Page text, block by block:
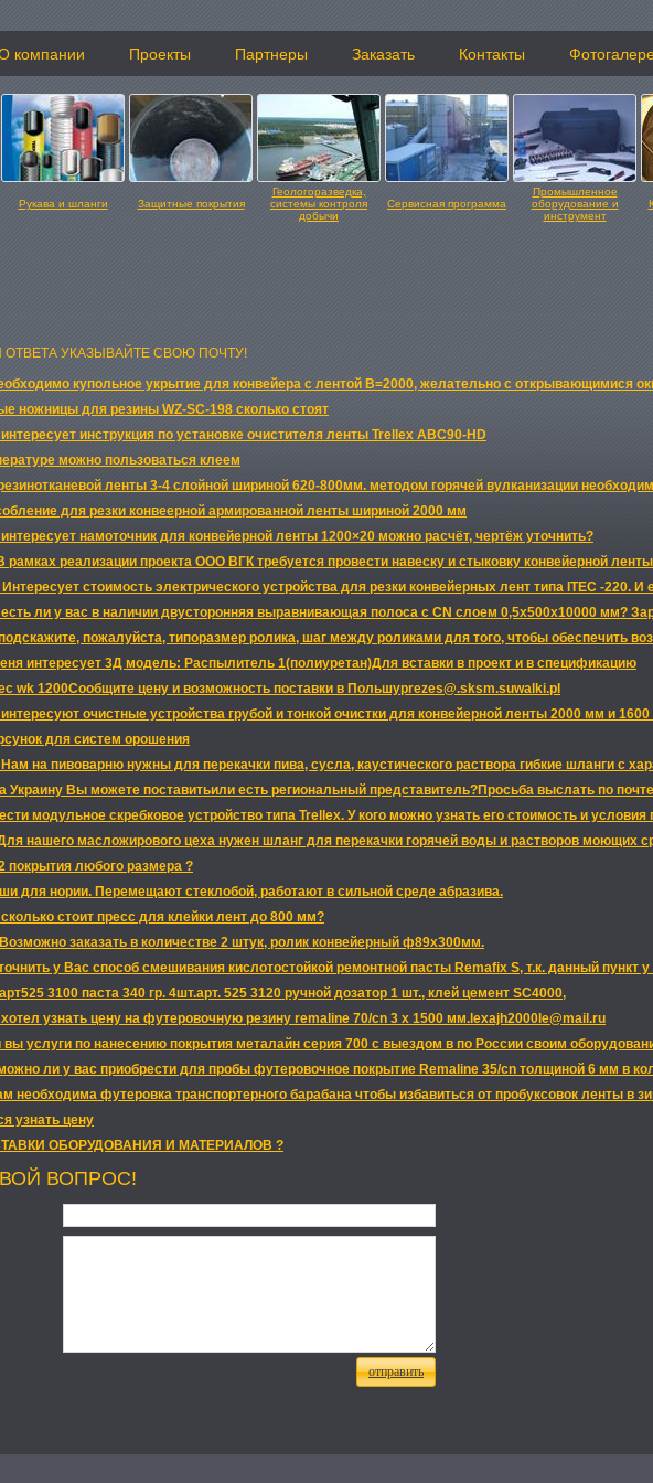
компании Проекты Партнеры Заказать Контакты
Рукава и шланги Защитные покрытия
Геологоразведка,
системы контроля
добычи
Сервисная программа
Промышленное
оборудование и
инструмент
УКАЗЫВАЙТЕ СВОЮ ПОЧТУ!
купольное укрытие для конвейера с лентой В=2000, желательно с открывающимися
ножницы для резины WZ-SC-198 сколько стоят
инструкция по установке очистителя ленты Trellex ABC90-HD
можно пользоваться клеем
ленты 3-4 слойной шириной 620-800мм. методом горячей вулканизации
для резки конвеерной армированной ленты шириной 2000 мм
намоточник для конвейерной ленты 1200×20 можно расчёт, чертёж уточнить?
реализации проекта ООО ВГК требуется провести навеску и стыковку конвейерной
стоимость электрического устройства для резки конвейерных лент типа ITEC -220. И
ли у вас в наличии двусторонняя выравнивающая полоса с CN слоем 0,5х500х10000 мм?
пожалуйста, типоразмер ролика, шаг между роликами для того, чтобы обеспечить
интересует 3Д модель: Распылитель 1(полиуретан)Для вставки в проект и в спецификацию
wk 1200Сообщите цену и возможность поставки в Польшуprezes@.sksm.suwalki.pl
очистные устройства грубой и тонкой очистки для конвейерной ленты 2000 мм и
для систем орошения
на пивоварню нужны для перекачки пива, сусла, каустического раствора гибкие шланги с
Вы можете поставитьили есть региональный представитель?Просьба выслать по
модульное скребковое устройство типа Trellex. У кого можно узнать его стоимость и условия
нашего масложирового цеха нужен шланг для перекачки горячей воды и растворов моющих
покрытия любого размера ?
для нории. Перемещают стеклобой, работают в сильной среде абразива.
стоит пресс для клейки лент до 800 мм?
заказать в количестве 2 штук, ролик конвейерный ф89х300мм.
у Вас способ смешивания кислотостойкой ремонтной пасты Remafix S, т.к. данный пункт у
3100 паста 340 гр. 4шт.арт. 525 3120 ручной дозатор 1 шт., клей цемент SC4000,
узнать цену на футеровочную резину remaline 70/cn 3 x 1500 мм.lexajh2000le@mail.ru
услуги по нанесению покрытия металайн серия 700 с выездом в по России своим
ли у вас приобрести для пробы футеровочное покрытие Remaline 35/cn толщиной 6 мм в
необходима футеровка транспортерного барабана чтобы избавиться от пробуксовок ленты в
узнать цену
ОБОРУДОВАНИЯ И МАТЕРИАЛОВ ?
ВОПРОС!